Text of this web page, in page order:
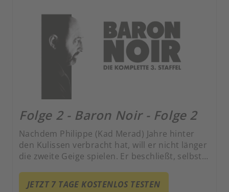
Folge 2 - Baron Noir - Folge 2
Nachdem Philippe (Kad Merad) Jahre hinter
den Kulissen verbracht hat, will er nicht länger
die zweite Geige spielen. Er beschließt, selbst
JETZT 7 TAGE KOSTENLOS TESTEN